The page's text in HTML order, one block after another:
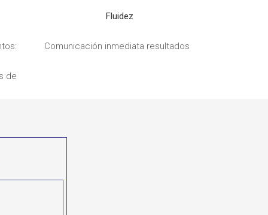
de
Fluidez
Comunicación inmediata resultados